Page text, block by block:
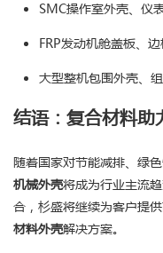
SMC操作室外壳、仪
FRP发动机舱盖板、
大型整机包围外壳、
结语：复合材料助
随着国家对节能减排、绿
机械外壳将成为行业主流
合，杉盛将继续为客户提
材料外壳解决方案。